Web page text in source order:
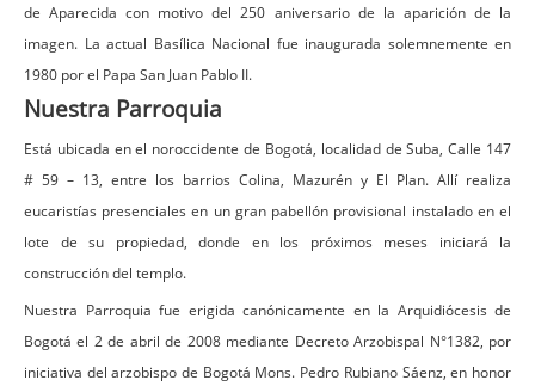
de Aparecida con motivo del 250 aniversario de la aparición de la
imagen. La actual Basílica Nacional fue inaugurada solemnemente en
1980 por el Papa San Juan Pablo II.
Nuestra Parroquia
Está ubicada en el noroccidente de Bogotá, localidad de Suba, Calle 147
# 59 – 13, entre los barrios Colina, Mazurén y El Plan. Allí realiza
eucaristías presenciales en un gran pabellón provisional instalado en el
lote de su propiedad, donde en los próximos meses iniciará la
construcción del templo.
Nuestra Parroquia fue erigida canónicamente en la Arquidiócesis de
Bogotá el 2 de abril de 2008 mediante Decreto Arzobispal N°1382, por
iniciativa del arzobispo de Bogotá Mons. Pedro Rubiano Sáenz, en honor